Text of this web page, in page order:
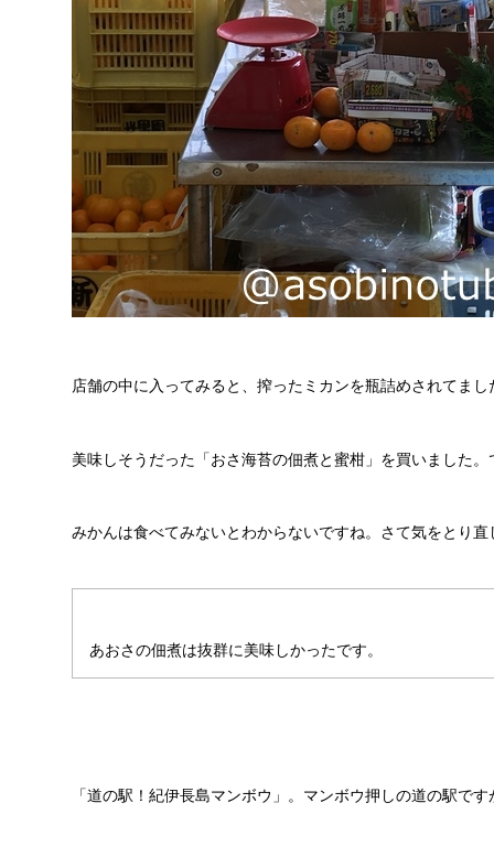
店舗の中に入ってみると、搾ったミカンを瓶詰めされてまし
美味しそうだった「おさ海苔の佃煮と蜜柑」を買いました
みかんは食べてみないとわからないですね。さて気をとり直
あおさの佃煮は抜群に美味しかったです。
「道の駅！紀伊長島マンボウ」。マンボウ押しの道の駅で